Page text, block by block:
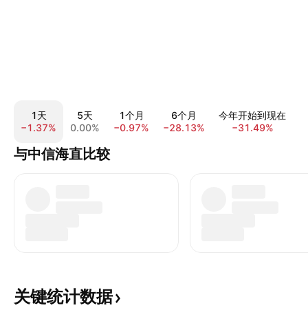
1天
−1.37%
5天
0.00%
1个月
−0.97%
6个月
−28.13%
今年开始到现在
−31.49%
与中信海直比较
关键统计数据